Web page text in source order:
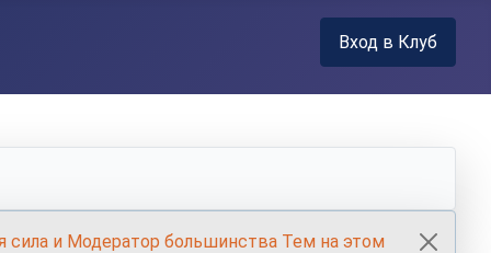
Вход в Клуб
сила и Модератор большинства Тем на этом